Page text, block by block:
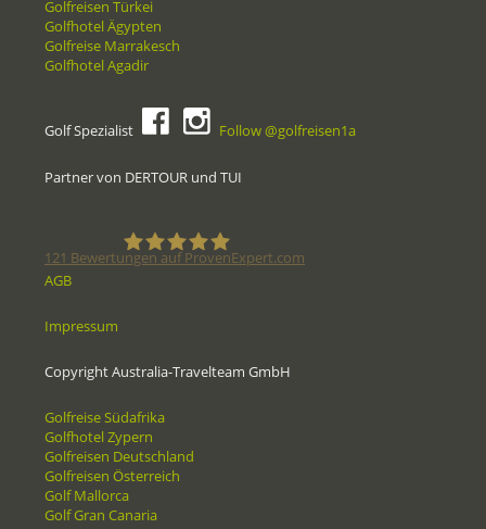
Golfreisen Türkei
Golfhotel Ägypten
Golfreise Marrakesch
Golfhotel Agadir
Golf Spezialist Follow @golfreisen1a
Partner von DERTOUR und TUI
Spezialisten
121 Bewertungen auf ProvenExpert.com
AGB
Impressum
Copyright Australia-Travelteam GmbH
Golfreise Südafrika
Golfhotel Zypern
Golfreisen Deutschland
Golfreisen Österreich
Golf Mallorca
Golf Gran Canaria